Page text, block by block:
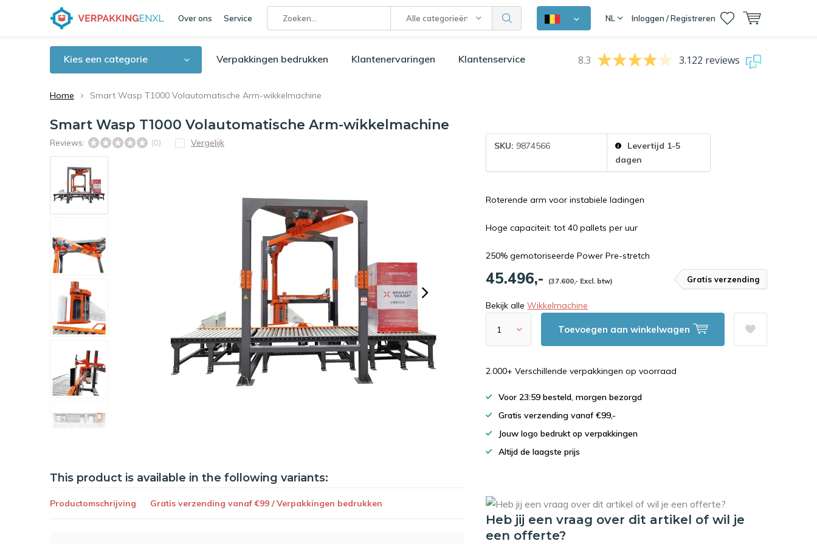
Over ons Service Alle categorieën NL Inloggen / Registreren
Kies een categorie Verpakkingen bedrukken Klantenervaringen Klantenservice 8.3 3.122 reviews
Home Smart Wasp T1000 Volautomatische Arm-wikkelmachine
Smart Wasp T1000 Volautomatische Arm-wikkelmachine
Reviews: (0) Vergelijk SKU: 9874566
Levertijd 1-5
dagen
Roterende arm voor instabiele ladingen
Hoge capaciteit: tot 40 pallets per uur
250% gemotoriseerde Power Pre-stretch
45.496,- (37.600,- Excl. btw) Gratis verzending
Bekijk alleWikkelmachine
Toevoegen aan winkelwagen
2.000+ Verschillende verpakkingen op voorraad
Voor 23:59 besteld, morgen bezorgd
Gratis verzending vanaf €99,-
Jouw logo bedrukt op verpakkingen
Altijd de laagste prijs
This product is available in the following variants:
Productomschrijving Gratis verzending vanaf €99 / Verpakkingen bedrukken
Heb jij een vraag over dit artikel of wil je
een offerte?